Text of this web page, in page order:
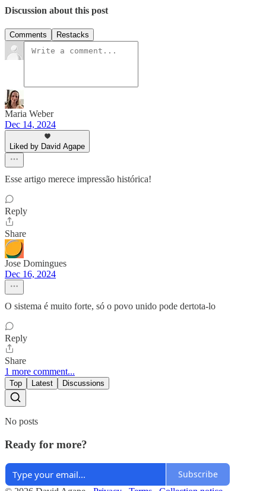
Discussion about this post
Comments Restacks
Maria Weber
Dec 14, 2024
Liked by David Agape
Esse artigo merece impressão histórica!
Reply
Share
Jose Domingues
Dec 16, 2024
O sistema é muito forte, só o povo unido pode dertota-lo
Reply
Share
1 more comment...
Top Latest Discussions
No posts
Ready for more?
Subscribe